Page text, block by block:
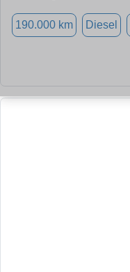
190.000 km Diesel